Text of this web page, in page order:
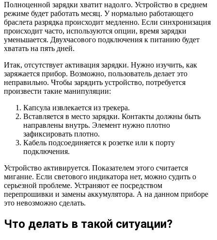
Полноценной зарядки хватит надолго. Устройство в среднем
режиме будет работать месяц. У нормально работающего
браслета разрядка происходит медленно. Если синхронизация
происходит часто, используются опции, время зарядки
уменьшается. Двухчасового подключения к питанию будет
хватать на пять дней.
Итак, отсутствует активация зарядки. Нужно изучить, как
заряжается прибор. Возможно, пользователь делает это
неправильно. Чтобы зарядить устройство, потребуется
произвести такие манипуляции:
Капсула извлекается из трекера.
Вставляется в место зарядки. Контакты должны быть
направлены внутрь. Элемент нужно плотно
зафиксировать плотно.
Кабель подсоединяется к розетке или к порту
подключения.
Устройство активируется. Показателем этого считается
мигание. Если светового индикатора нет, можно судить о
серьезной проблеме. Устраняют ее посредством
перепрошивки и замены аккумулятора. А на данном приборе
это невозможно сделать.
Что делать в такой ситуации?